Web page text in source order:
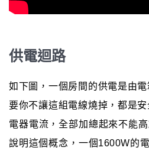
供電迴路
如下圖，一個房間的供電是由
要你不讓這組電線燒掉，都是
電器電流，全部加總起來不能
說明這個概念，一個1600W的